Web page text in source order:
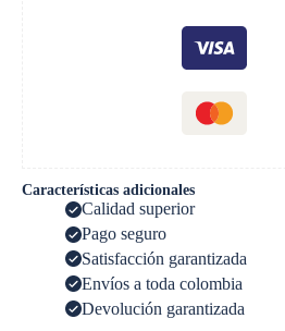
Características adicionales
Calidad superior
Pago seguro
Satisfacción garantizada
Envíos a toda colombia
Devolución garantizada